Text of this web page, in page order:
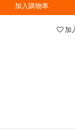
加入購物車
加